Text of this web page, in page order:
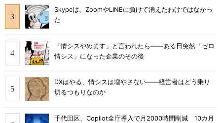
Skypeは、ZoomやLINEに負けて消えたわけではなかっ
た
「情シスやめます」と言われたら――ある日突然「ゼロ
情シス」になった企業のその後
DXはやる、情シスは増やさない――経営者はどう乗り
切るつもりなのか
千代田区、Copilot全庁導入で月2000時間削減 10カ月